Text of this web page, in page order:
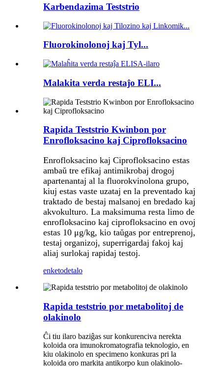
Karbendazima Teststrio
Fluorokinolonoj kaj Tyl...
Malakita verda restaĵo ELI...
Rapida Teststrio Kwinbon por
Enrofloksacino kaj Ciprofloksacino
Enrofloksacino kaj Ciprofloksacino estas
ambaŭ tre efikaj antimikrobaj drogoj
apartenantaj al la fluorokvinolona grupo,
kiuj estas vaste uzataj en la preventado kaj
traktado de bestaj malsanoj en bredado kaj
akvokulturo. La maksimuma resta limo de
enrofloksacino kaj ciprofloksacino en ovoj
estas 10 μg/kg, kio taŭgas por entreprenoj,
testaj organizoj, superrigardaj fakoj kaj
aliaj surlokaj rapidaj testoj.
enketodetalo
Rapida teststrio por metabolitoj de
olakinolo
Ĉi tiu ilaro baziĝas sur konkurenciva nerekta
koloida ora imunokromatografia teknologio, en
kiu olakinolo en specimeno konkuras pri la
koloida oro markita antikorpo kun olakinolo-